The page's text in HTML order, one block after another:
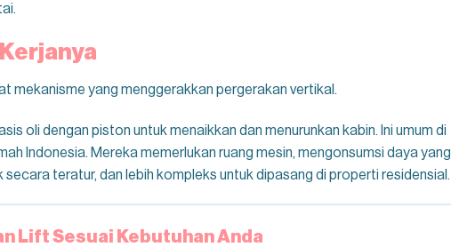
mekanisme yang menggerakkan pergerakan vertikal.
oli dengan piston untuk menaikkan dan menurunkan kabin. Ini umum di
Indonesia. Mereka memerlukan ruang mesin, mengonsumsi daya yang
teratur, dan lebih kompleks untuk dipasang di properti residensial.
Lift Sesuai Kebutuhan Anda